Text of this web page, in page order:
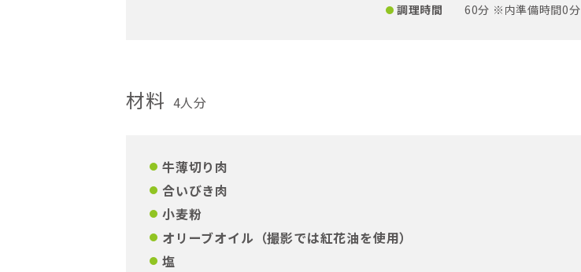
調理時間
60分 ※内準備時間0分
材料 4人分
牛薄切り肉
合いびき肉
小麦粉
オリーブオイル（撮影では紅花油を使用）
塩